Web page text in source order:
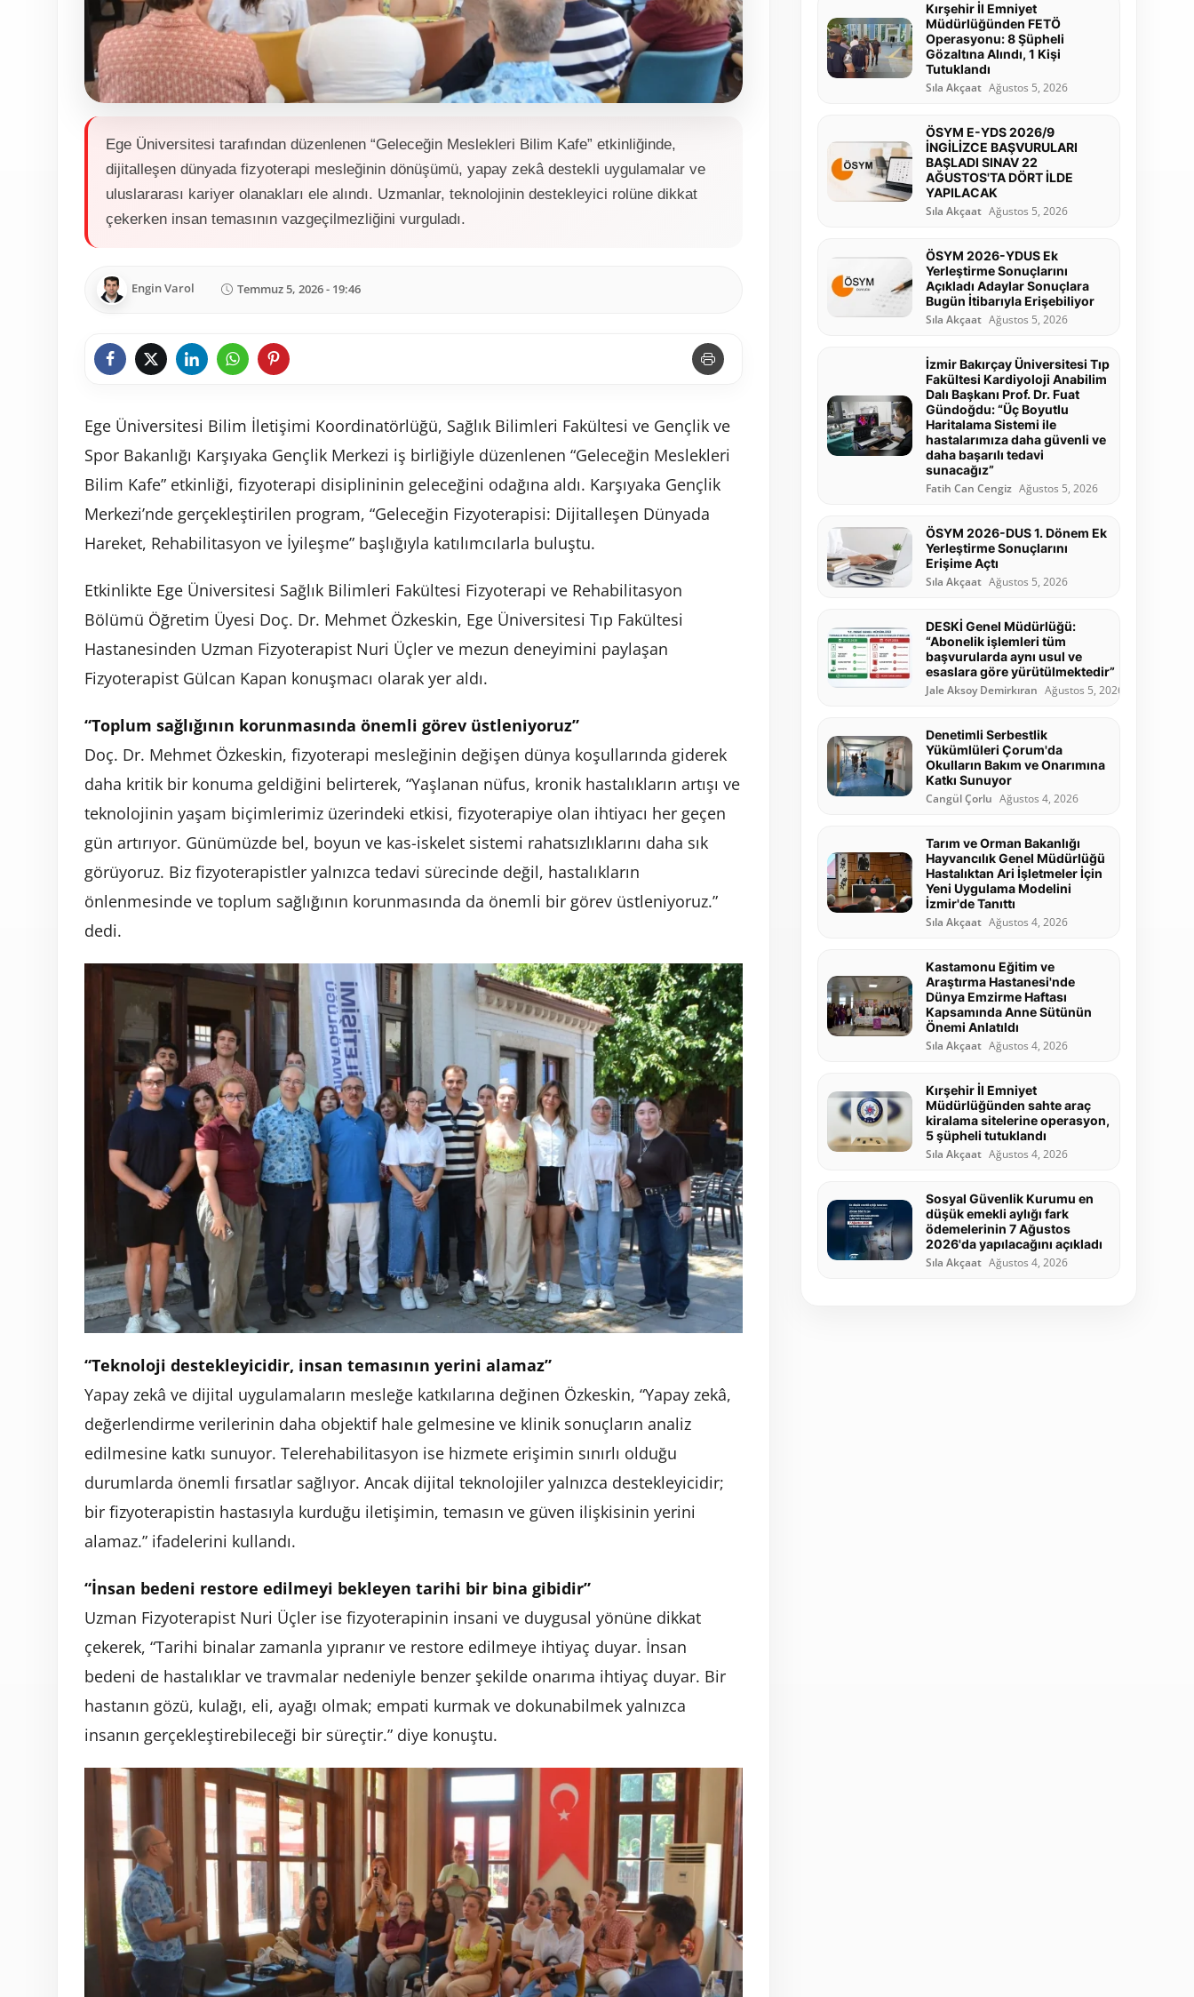
Ege Üniversitesi tarafından düzenlenen “Geleceğin Meslekleri Bilim Kafe” etkinliğinde,
dijitalleşen dünyada fizyoterapi mesleğinin dönüşümü, yapay zekâ destekli uygulamalar ve
uluslararası kariyer olanakları ele alındı. Uzmanlar, teknolojinin destekleyici rolüne dikkat
çekerken insan temasının vazgeçilmezliğini vurguladı.
Engin Varol Temmuz 5, 2026 - 19:46
Ege Üniversitesi Bilim İletişimi Koordinatörlüğü, Sağlık Bilimleri Fakültesi ve Gençlik ve
Spor Bakanlığı Karşıyaka Gençlik Merkezi iş birliğiyle düzenlenen “Geleceğin Meslekleri
Bilim Kafe” etkinliği, fizyoterapi disiplininin geleceğini odağına aldı. Karşıyaka Gençlik
Merkezi’nde gerçekleştirilen program, “Geleceğin Fizyoterapisi: Dijitalleşen Dünyada
Hareket, Rehabilitasyon ve İyileşme” başlığıyla katılımcılarla buluştu.
Etkinlikte Ege Üniversitesi Sağlık Bilimleri Fakültesi Fizyoterapi ve Rehabilitasyon
Bölümü Öğretim Üyesi Doç. Dr. Mehmet Özkeskin, Ege Üniversitesi Tıp Fakültesi
Hastanesinden Uzman Fizyoterapist Nuri Üçler ve mezun deneyimini paylaşan
Fizyoterapist Gülcan Kapan konuşmacı olarak yer aldı.
“Toplum sağlığının korunmasında önemli görev üstleniyoruz”
Doç. Dr. Mehmet Özkeskin, fizyoterapi mesleğinin değişen dünya koşullarında giderek
daha kritik bir konuma geldiğini belirterek, “Yaşlanan nüfus, kronik hastalıkların artışı ve
teknolojinin yaşam biçimlerimiz üzerindeki etkisi, fizyoterapiye olan ihtiyacı her geçen
gün artırıyor. Günümüzde bel, boyun ve kas-iskelet sistemi rahatsızlıklarını daha sık
görüyoruz. Biz fizyoterapistler yalnızca tedavi sürecinde değil, hastalıkların
önlenmesinde ve toplum sağlığının korunmasında da önemli bir görev üstleniyoruz.”
dedi.
“Teknoloji destekleyicidir, insan temasının yerini alamaz”
Yapay zekâ ve dijital uygulamaların mesleğe katkılarına değinen Özkeskin, “Yapay zekâ,
değerlendirme verilerinin daha objektif hale gelmesine ve klinik sonuçların analiz
edilmesine katkı sunuyor. Telerehabilitasyon ise hizmete erişimin sınırlı olduğu
durumlarda önemli fırsatlar sağlıyor. Ancak dijital teknolojiler yalnızca destekleyicidir;
bir fizyoterapistin hastasıyla kurduğu iletişimin, temasın ve güven ilişkisinin yerini
alamaz.” ifadelerini kullandı.
“İnsan bedeni restore edilmeyi bekleyen tarihi bir bina gibidir”
Uzman Fizyoterapist Nuri Üçler ise fizyoterapinin insani ve duygusal yönüne dikkat
çekerek, “Tarihi binalar zamanla yıpranır ve restore edilmeye ihtiyaç duyar. İnsan
bedeni de hastalıklar ve travmalar nedeniyle benzer şekilde onarıma ihtiyaç duyar. Bir
hastanın gözü, kulağı, eli, ayağı olmak; empati kurmak ve dokunabilmek yalnızca
insanın gerçekleştirebileceği bir süreçtir.” diye konuştu.
Kırşehir İl Emniyet
Müdürlüğünden FETÖ
Operasyonu: 8 Şüpheli
Gözaltına Alındı, 1 Kişi
Tutuklandı
Sıla Akçaat Ağustos 5, 2026
ÖSYM E-YDS 2026/9
İNGİLİZCE BAŞVURULARI
BAŞLADI SINAV 22
AĞUSTOS'TA DÖRT İLDE
YAPILACAK
Sıla Akçaat Ağustos 5, 2026
ÖSYM 2026-YDUS Ek
Yerleştirme Sonuçlarını
Açıkladı Adaylar Sonuçlara
Bugün İtibarıyla Erişebiliyor
Sıla Akçaat Ağustos 5, 2026
İzmir Bakırçay Üniversitesi Tıp
Fakültesi Kardiyoloji Anabilim
Dalı Başkanı Prof. Dr. Fuat
Gündoğdu: “Üç Boyutlu
Haritalama Sistemi ile
hastalarımıza daha güvenli ve
daha başarılı tedavi
sunacağız”
Fatih Can Cengiz Ağustos 5, 2026
ÖSYM 2026-DUS 1. Dönem Ek
Yerleştirme Sonuçlarını
Erişime Açtı
Sıla Akçaat Ağustos 5, 2026
DESKİ Genel Müdürlüğü:
“Abonelik işlemleri tüm
başvurularda aynı usul ve
esaslara göre yürütülmektedir”
Jale Aksoy Demirkıran Ağustos 5, 2026
Denetimli Serbestlik
Yükümlüleri Çorum'da
Okulların Bakım ve Onarımına
Katkı Sunuyor
Cangül Çorlu Ağustos 4, 2026
Tarım ve Orman Bakanlığı
Hayvancılık Genel Müdürlüğü
Hastalıktan Ari İşletmeler İçin
Yeni Uygulama Modelini
İzmir'de Tanıttı
Sıla Akçaat Ağustos 4, 2026
Kastamonu Eğitim ve
Araştırma Hastanesi'nde
Dünya Emzirme Haftası
Kapsamında Anne Sütünün
Önemi Anlatıldı
Sıla Akçaat Ağustos 4, 2026
Kırşehir İl Emniyet
Müdürlüğünden sahte araç
kiralama sitelerine operasyon,
5 şüpheli tutuklandı
Sıla Akçaat Ağustos 4, 2026
Sosyal Güvenlik Kurumu en
düşük emekli aylığı fark
ödemelerinin 7 Ağustos
2026'da yapılacağını açıkladı
Sıla Akçaat Ağustos 4, 2026